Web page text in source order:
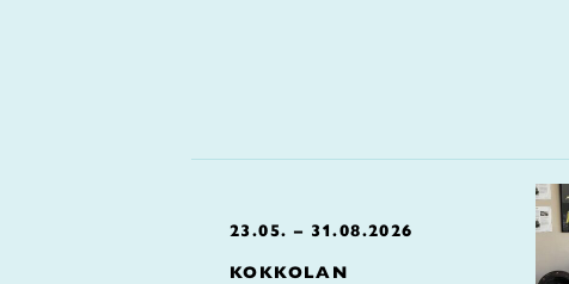
23.05. – 31.08.2026
KOKKOLAN